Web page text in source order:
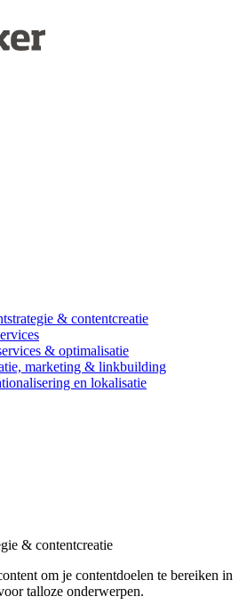
& contentcreatie
& optimalisatie
marketing & linkbuilding
en lokalisatie
& contentcreatie
om je contentdoelen te bereiken in
talloze onderwerpen.